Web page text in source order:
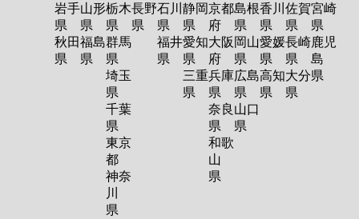
岩手
県
秋田
県
山形
県
福島
県
栃木
県
群馬
県
埼玉
県
千葉
県
東京
都
神奈
川
県
長野
県
石川
県
福井
県
静岡
県
愛知
県
三重
県
京都
府
大阪
府
兵庫
県
奈良
県
和歌
山
県
島根
県
岡山
県
広島
県
山口
県
香川
県
愛媛
県
高知
県
佐賀
県
長崎
県
大分
県
宮崎
県
鹿児
島
県